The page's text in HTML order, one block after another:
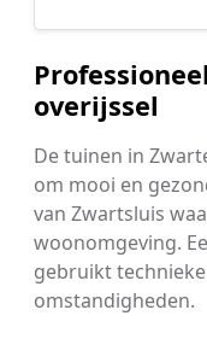
overijssel
De tuinen in
om mooi en
van Zwartsluis
woonomgeving.
gebruikt
omstandigheden.